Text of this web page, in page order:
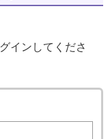
インしてくださ